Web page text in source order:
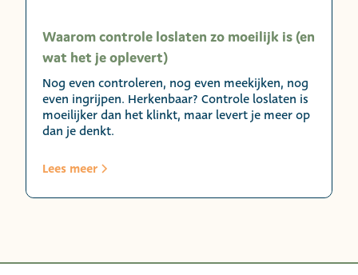
Waarom controle loslaten zo moeilijk is (en
wat het je oplevert)
Nog even controleren, nog even meekijken, nog
even ingrijpen. Herkenbaar? Controle loslaten is
moeilijker dan het klinkt, maar levert je meer op
dan je denkt.
Lees meer